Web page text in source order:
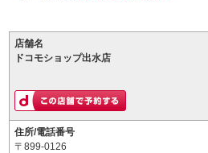
店舗名
ドコモショップ出水店
住所/電話番号
〒899-0126